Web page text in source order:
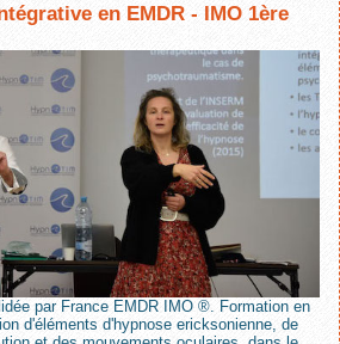
en EMDR - IMO 1ère
par France EMDR IMO ®. Formation en
d'éléments d'hypnose ericksonienne, de